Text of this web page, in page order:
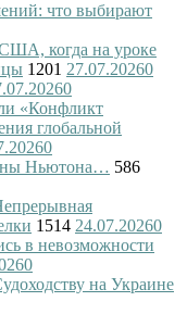
что выбирают
США, когда на уроке
1201 27.07.20260
0
«Конфликт
глобальной
0
Ньютона… 586
1514 24.07.20260
в невозможности
0
на Украине